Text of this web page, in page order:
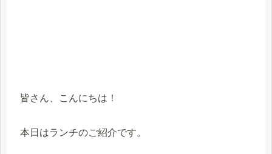
皆さん、こんにちは！
本日はランチのご紹介です。